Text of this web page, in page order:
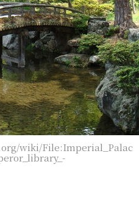
wiki/File:Imperial_Palac